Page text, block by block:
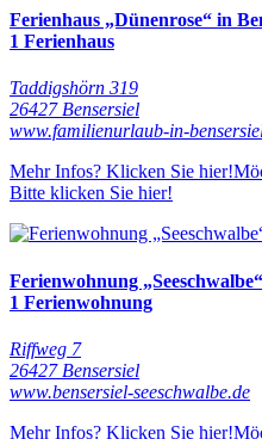
Ferienhaus „Dünenrose“ in
1 Ferienhaus
Taddigshörn 319
26427 Bensersiel
www.familienurlaub-in-
Mehr Infos? Klicken Sie hier!
Bitte klicken Sie hier!
Ferienwohnung
1 Ferienwohnung
Riffweg 7
26427 Bensersiel
www.bensersiel-seeschwalbe.de
Mehr Infos? Klicken Sie hier!